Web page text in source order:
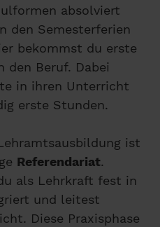
absolviert
den Semesterferien
bekommst du erste
den Beruf. Dabei
in ihren Unterricht
erste Stunden.
ist
Referendariat.
als Lehrkraft fest in
und leitest
Diese Praxisphase